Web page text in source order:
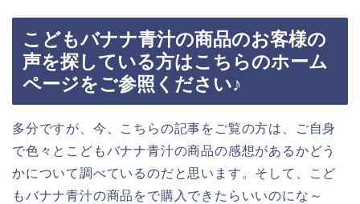
こどもバナナ青汁の商品のお客様の
声を探している方はこちらのホーム
ページをご参照ください♪
多分ですが、今、こちらの記事をご覧の方は、ご自身
で色々とこどもバナナ青汁の商品の感想があるかどう
かについて調べているのだと思います。そして、こど
もバナナ青汁の商品をで購入できたらいいのにな～